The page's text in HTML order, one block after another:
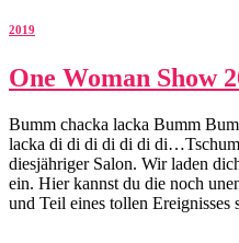
2019
One Woman Show
Bumm chacka lacka Bumm
lacka di di di di di di
diesjähriger Salon. Wir laden
ein. Hier kannst du die noch
und Teil eines tollen Ereignisses